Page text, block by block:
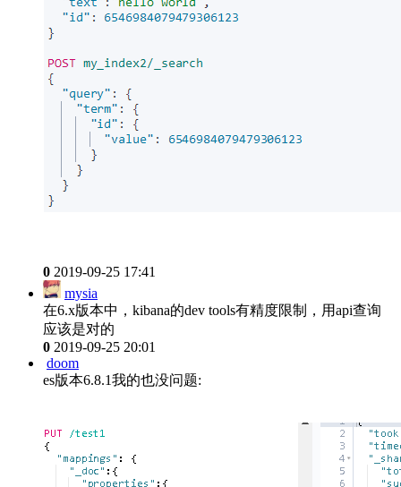
0 2019-09-25 17:41
mysia
在6.x版本中，kibana的dev tools有精度限制，用api查询
应该是对的
0 2019-09-25 20:01
doom
es版本6.8.1我的也没问题: